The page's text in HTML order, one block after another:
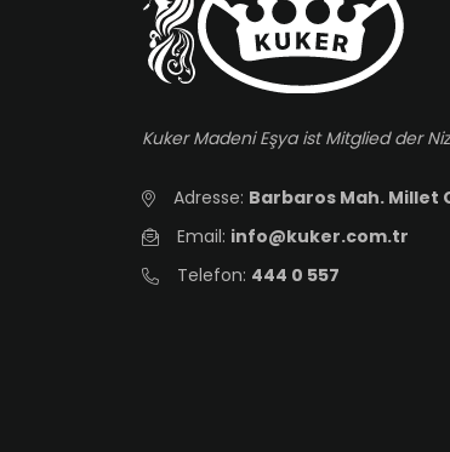
Kuker Madeni Eşya ist Mitglied der
Adresse: Barbaros Mah. Millet
Email: info@kuker.com.tr
Telefon: 444 0 557